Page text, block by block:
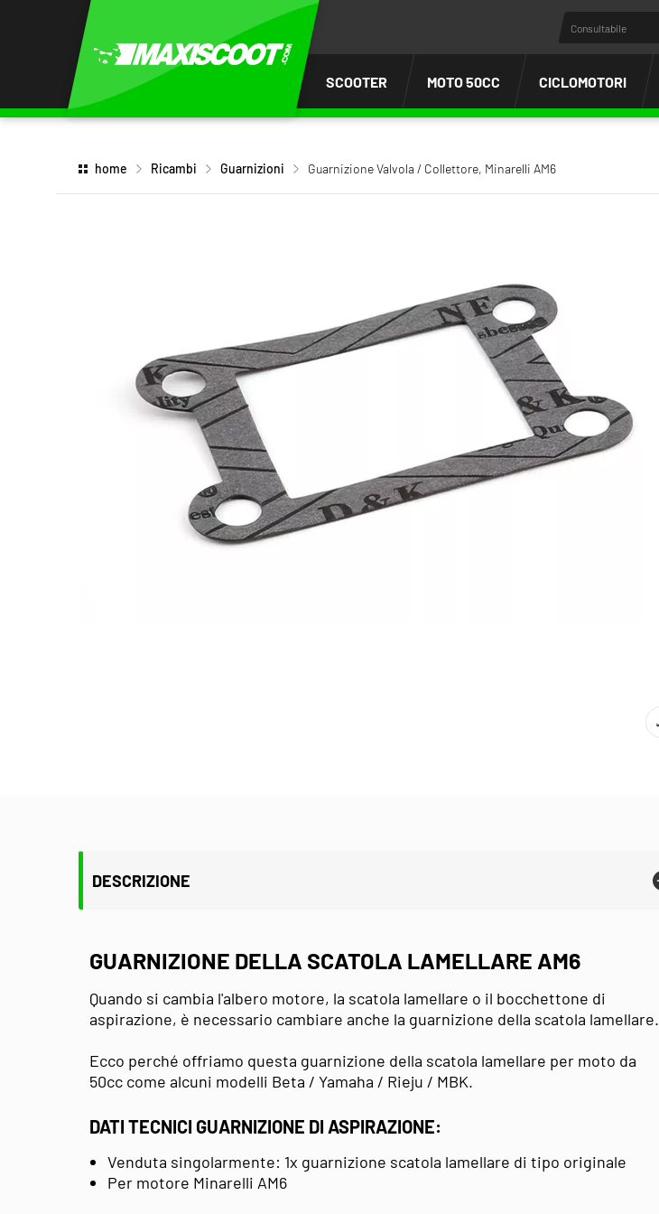
SCOOTER MOTO 50CC CICLOMOTORI
home Ricambi Guarnizioni Guarnizione Valvola / Collettore, Minarelli AM6
DESCRIZIONE
GUARNIZIONE DELLA SCATOLA LAMELLARE AM6
Quando si cambia l'albero motore, la scatola lamellare o il bocchettone di
aspirazione, è necessario cambiare anche la guarnizione della scatola lamellare.
Ecco perché offriamo questa guarnizione della scatola lamellare per moto da
50cc come alcuni modelli Beta / Yamaha / Rieju / MBK.
DATI TECNICI GUARNIZIONE DI ASPIRAZIONE:
Venduta singolarmente: 1x guarnizione scatola lamellare di tipo originale
Per motore Minarelli AM6